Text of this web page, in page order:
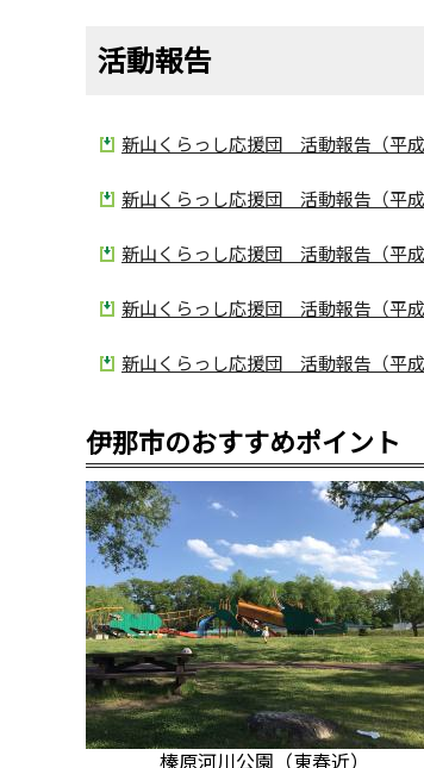
活動報告
新山くらっし応援団 活動報告（平成
新山くらっし応援団 活動報告（平成
新山くらっし応援団 活動報告（平成
新山くらっし応援団 活動報告（平成
新山くらっし応援団 活動報告（平成
伊那市のおすすめポイント
榛原河川公園（東春近）